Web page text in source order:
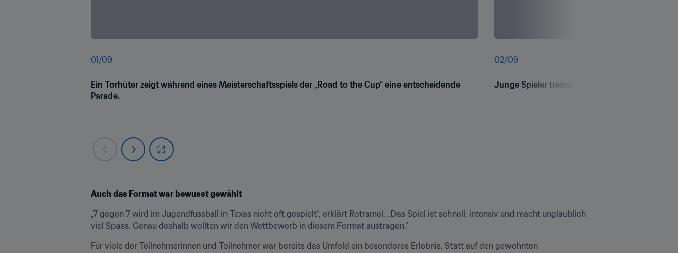
01/09
Ein Torhüter zeigt während eines Meisterschaftsspiels der „Road to the Cup“ eine entscheidende
Parade.
02/09
Junge Spieler treten auf dem „Road to the
Auch das Format war bewusst gewählt
„7 gegen 7 wird im Jugendfussball in Texas nicht oft gespielt“, erklärt Rotramel. „Das Spiel ist schnell, intensiv und macht unglaublich
viel Spass. Genau deshalb wollten wir den Wettbewerb in diesem Format austragen.“
Für viele der Teilnehmerinnen und Teilnehmer war bereits das Umfeld ein besonderes Erlebnis. Statt auf den gewohnten